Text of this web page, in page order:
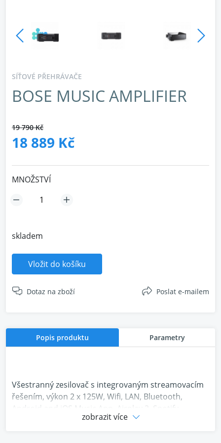
SÍŤOVÉ PŘEHRÁVAČE
BOSE MUSIC AMPLIFIER
19 790 Kč
18 889 Kč
MNOŽSTVÍ
skladem
Vložit do košíku
Dotaz na zboží Poslat e-mailem
Popis produktu Parametry
Všestranný zesilovač s integrovaným streamovacím
řešením, výkon 2 x 125W, Wifi, LAN, Bluetooth,
Android and iOS Music App. Airplay 2, Spotify
Connect , Multiroom řešení kompatibilní s vybranými
zobrazit více